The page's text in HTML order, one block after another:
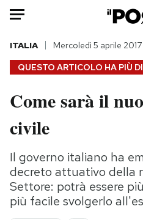
HOME
Italia
Politica
Tecnologia
Internet
Scienza
Cultura
QUESTO ARTICOLO HA PIÙ DI
ITALIA Mercoledì 5 aprile 2017
Come sarà il
civile
Il governo italiano ha
decreto attuativo della
Settore: potrà essere
più facile svolgerlo